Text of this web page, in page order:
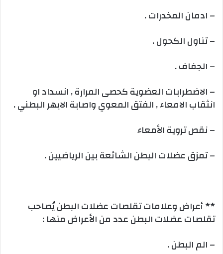
– ادمان المخدرات .
– تناول الكحول .
– الجفاف .
– الاضطرابات العضوية كحصى المرارة , انسداد او
انثقاب الامعاء , الفتق المعوي واصابة الابهر البطني .
– نقص تروية الأمعاء
– تمزق عضلات البطن الشائعة بين الرياضيين .
** أعراض وعلامات تقلصات عضلات البطن يُصاحب
تقلصات عضلات البطن عدد من الأعراض منها :
– الم البطن .